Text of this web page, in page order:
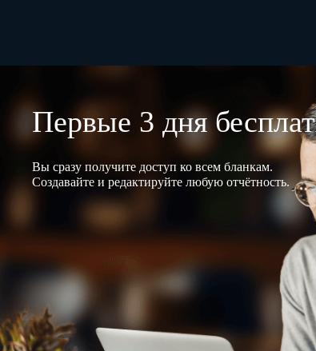
Первые 3 дня
Вы сразу получите доступ ко всем бланкам.
Создавайте и редактируйте любую отчётность.